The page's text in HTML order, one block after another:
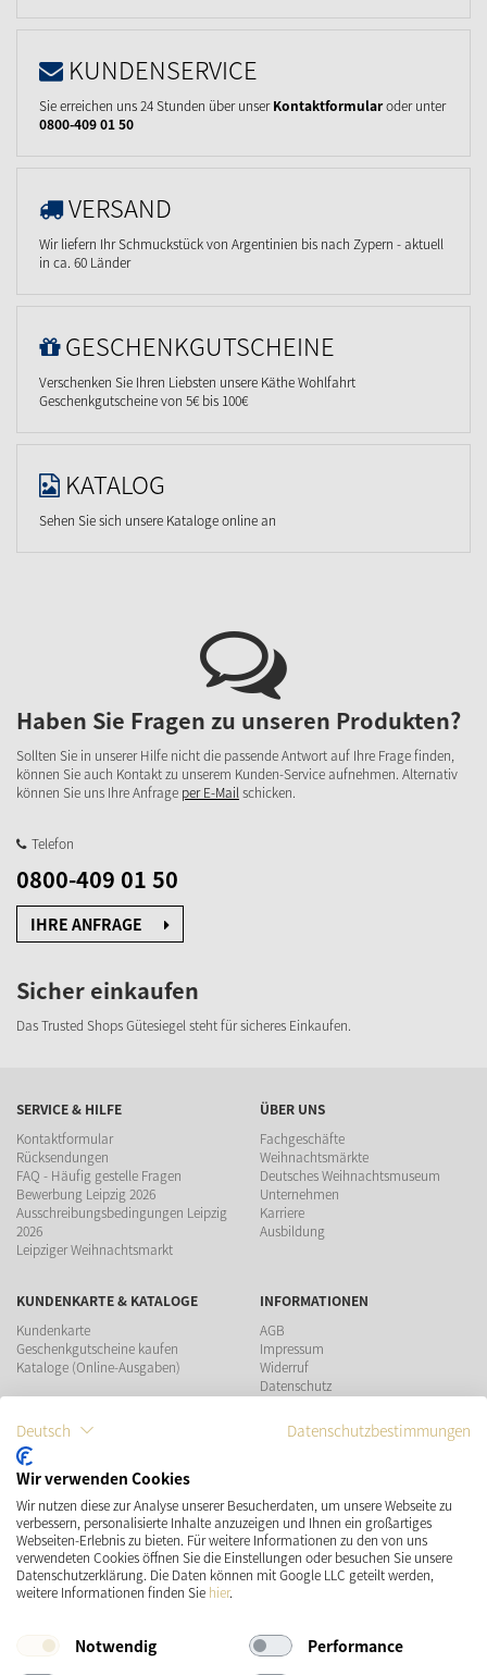
KUNDENSERVICE
Sie erreichen uns 24 Stunden über unserKontaktformularoder unter
0800-409 01 50
VERSAND
Wir liefern Ihr Schmuckstück von Argentinien bis nach Zypern - aktuell
in ca. 60 Länder
GESCHENKGUTSCHEINE
Verschenken Sie Ihren Liebsten unsere Käthe Wohlfahrt
Geschenkgutscheine von 5€ bis 100€
KATALOG
Sehen Sie sich unsere Kataloge online an
Haben Sie Fragen zu unseren Produkten?
Sollten Sie in unserer Hilfe nicht die passende Antwort auf Ihre Frage finden,
können Sie auch Kontakt zu unserem Kunden-Service aufnehmen. Alternativ
können Sie uns Ihre Anfrage per E-Mailschicken.
Telefon
0800-409 01 50
IHRE ANFRAGE
Sicher einkaufen
Das Trusted Shops Gütesiegel steht für sicheres Einkaufen.
SERVICE & HILFE
Kontaktformular
Rücksendungen
FAQ - Häufig gestelle Fragen
Bewerbung Leipzig 2026
Ausschreibungsbedingungen Leipzig
2026
Leipziger Weihnachtsmarkt
ÜBER UNS
Fachgeschäfte
Weihnachtsmärkte
Deutsches Weihnachtsmuseum
Unternehmen
Karriere
Ausbildung
KUNDENKARTE & KATALOGE
Kundenkarte
Geschenkgutscheine kaufen
Kataloge (Online-Ausgaben)
INFORMATIONEN
AGB
Impressum
Widerruf
Datenschutz
ZAHLUNGSMÖGLICHKEITEN
VERSAND SOCIAL MEDIA
Deutsch Datenschutzbestimmungen
Wir verwenden Cookies
Wir nutzen diese zur Analyse unserer Besucherdaten, um unsere Webseite zu
verbessern, personalisierte Inhalte anzuzeigen und Ihnen ein großartiges
Webseiten-Erlebnis zu bieten. Für weitere Informationen zu den von uns
verwendeten Cookies öffnen Sie die Einstellungen oder besuchen Sie unsere
Datenschutzerklärung. Die Daten können mit Google LLC geteilt werden,
weitere Informationen finden Sie hier.
Notwendig
Performance